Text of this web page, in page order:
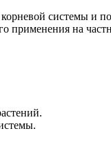
системы и
применения на